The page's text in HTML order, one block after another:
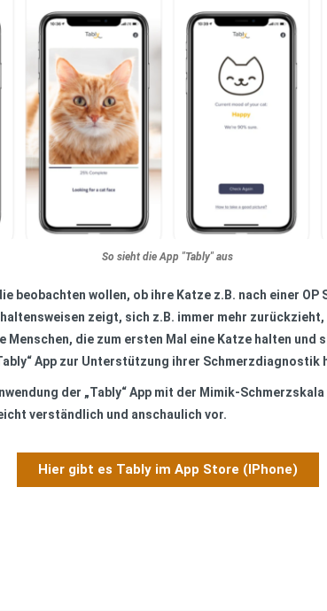
So sieht die App "Tably" aus
beobachten wollen, ob ihre Katze z.B. nach einer
zeigt, sich z.B. immer mehr zurückzieht,
die zum ersten Mal eine Katze halten und
App zur Unterstützung ihrer Schmerzdiagnostik
der „Tably“ App mit der Mimik-
verständlich und anschaulich vor.
Hier gibt es Tably im App Store (IPhone)